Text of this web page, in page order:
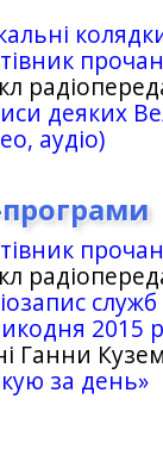
деяких
аудіо)
програми
2015
Ганни
за день»